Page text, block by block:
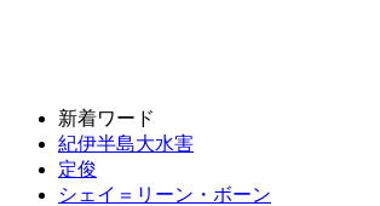
新着ワード
紀伊半島大水害
定俊
シェイ＝リーン・ボーン